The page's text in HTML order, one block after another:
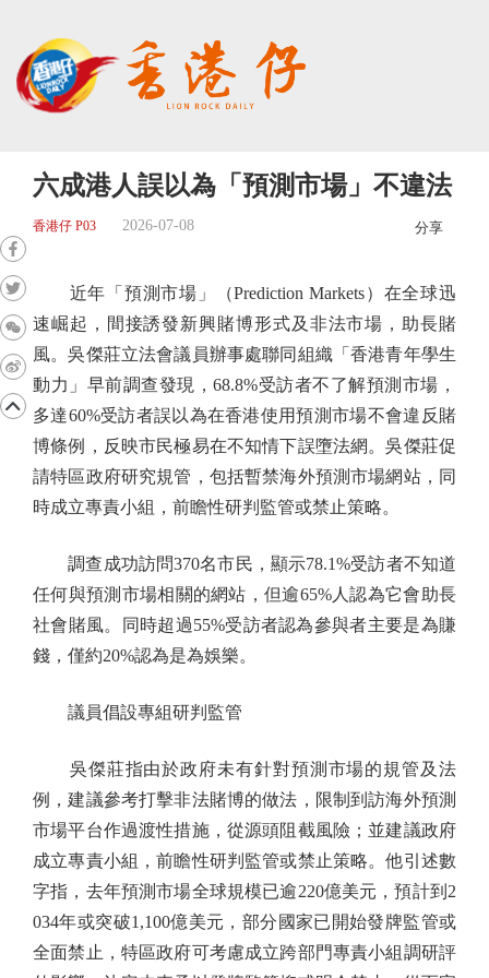
六成港人誤以為「預測市場」不違法
香港仔 P03 2026-07-08 分享
近年「預測市場」（Prediction Markets）在全球迅
速崛起，間接誘發新興賭博形式及非法市場，助長賭
風。吳傑莊立法會議員辦事處聯同組織「香港青年學生
動力」早前調查發現，68.8%受訪者不了解預測市場，
多達60%受訪者誤以為在香港使用預測市場不會違反賭
博條例，反映市民極易在不知情下誤墮法網。吳傑莊促
請特區政府研究規管，包括暫禁海外預測市場網站，同
時成立專責小組，前瞻性研判監管或禁止策略。
調查成功訪問370名市民，顯示78.1%受訪者不知道
任何與預測市場相關的網站，但逾65%人認為它會助長
社會賭風。同時超過55%受訪者認為參與者主要是為賺
錢，僅約20%認為是為娛樂。
議員倡設專組研判監管
吳傑莊指由於政府未有針對預測市場的規管及法
例，建議參考打擊非法賭博的做法，限制到訪海外預測
市場平台作過渡性措施，從源頭阻截風險；並建議政府
成立專責小組，前瞻性研判監管或禁止策略。他引述數
字指，去年預測市場全球規模已逾220億美元，預計到2
034年或突破1,100億美元，部分國家已開始發牌監管或
全面禁止，特區政府可考慮成立跨部門專責小組調研評